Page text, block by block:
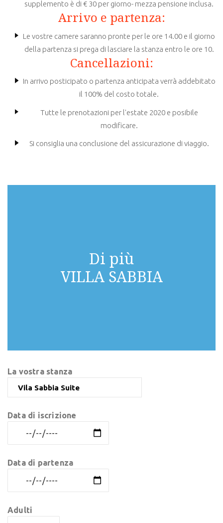
supplemento è di € 30 per giorno- mezza pensione inclusa.
Arrivo e partenza:
Le vostre camere saranno pronte per le ore 14.00 e il giorno
della partenza si prega di lasciare la stanza entro le ore 10.
Cancellazioni:
In arrivo posticipato o partenza anticipata verrà addebitato
il 100% del costo totale.
Tutte le prenotazioni per l'estate 2020 e posibile
modificare.
Si consiglia una conclusione del assicurazione di viaggio.
Di più
VILLA SABBIA
La vostra stanza
Data di iscrizione
Data di partenza
Adulti